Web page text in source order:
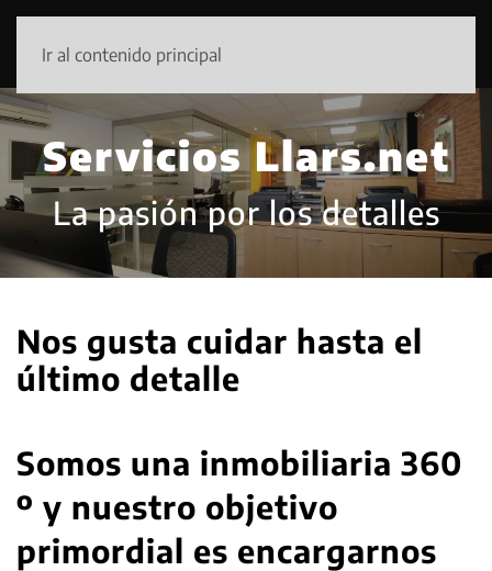
Ir al contenido principal
Servicios Llars.net
La pasión por los detalles
Nos gusta cuidar hasta el
último detalle
Somos una inmobiliaria 360
º y nuestro objetivo
primordial es encargarnos